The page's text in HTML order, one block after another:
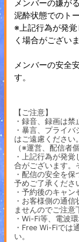
メンバーの嫌が
泥酔状態でのト
※上記行為が発
く場合がござい
メンバーの安全
す。
【ご注意】
・録音、録画は禁
・暴言、プライ
はご遠慮ください。
（※運営、配信者
・上記行為が発
合がございます。
・配信の安全を
予めご了承くださ
・予約後のキャン
・お客様側の通
ませんのでご注意
・Wi-Fi等、電波
・Free Wi-Fiでは
い。